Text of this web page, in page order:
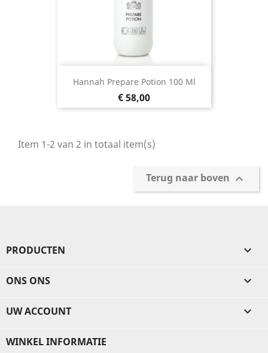
Hannah Prepare Potion 100 Ml
Prijs
€ 58,00
Item 1-2 van 2 in totaal item(s)
Terug naar boven 
PRODUCTEN 
ONS ONS 
UW ACCOUNT 
WINKEL INFORMATIE